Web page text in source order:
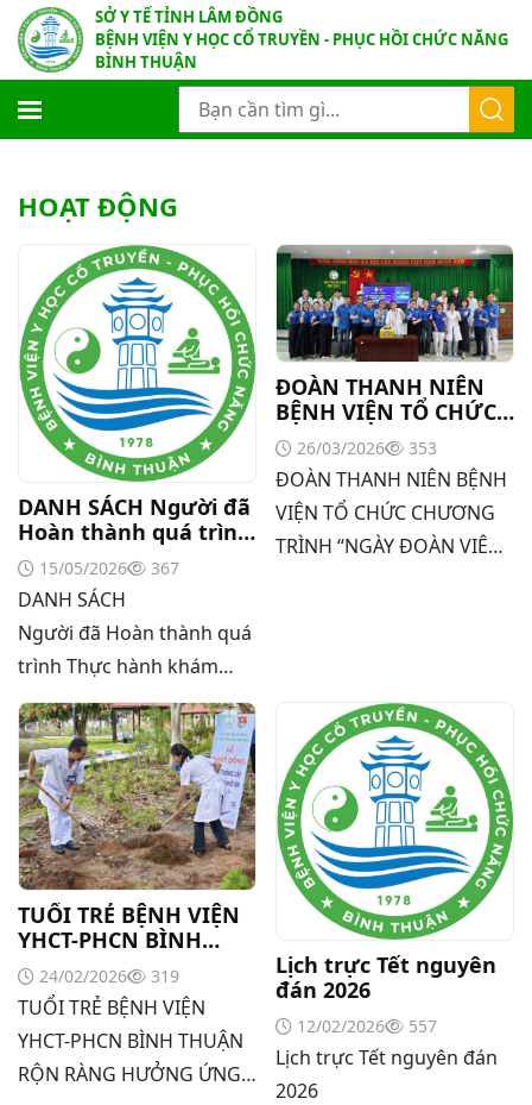
SỞ Y TẾ TỈNH LÂM ĐỒNG
BỆNH VIỆN Y HỌC CỔ TRUYỀN - PHỤC HỒI CHỨC NĂNG
BÌNH THUẬN
HOẠT ĐỘNG
DANH SÁCH Người đã
Hoàn thành quá trình
Thực hành khám
bệnh, chữa bệnh
15/05/2026 367
DANH SÁCH
Người đã Hoàn thành quá
trình Thực hành khám
bệnh, chữa bệnh
ĐOÀN THANH NIÊN
BỆNH VIỆN TỔ CHỨC
CHƯƠNG TRÌNH
“NGÀY ĐOÀN VIÊN”
NHÂN KỶ NIỆM 95
NĂM THÀNH LẬP
ĐOÀN TNCS HỒ CHÍ
MINH (26/3/1931-
26/03/2026 353
ĐOÀN THANH NIÊN BỆNH
VIỆN TỔ CHỨC CHƯƠNG
TRÌNH “NGÀY ĐOÀN VIÊN”
TUỔI TRẺ BỆNH VIỆN
YHCT-PHCN BÌNH
THUẬN RỘN RÀNG
HƯỞNG ỨNG PHONG
TRÀO “TẾT TRỒNG CÂY
ĐỜI ĐỜI NHỚ ƠN BÁC
HỒ”
24/02/2026 319
TUỔI TRẺ BỆNH VIỆN
YHCT-PHCN BÌNH THUẬN
RỘN RÀNG HƯỞNG ỨNG
Lịch trực Tết nguyên
đán 2026
12/02/2026 557
Lịch trực Tết nguyên đán
2026